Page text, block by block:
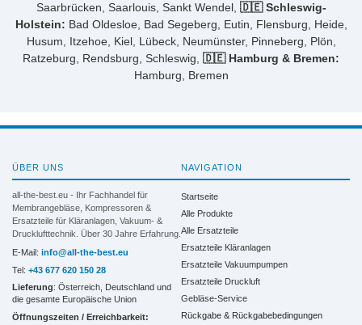
Saarbrücken, Saarlouis, Sankt Wendel, 🇩🇪 Schleswig-
Holstein: Bad Oldesloe, Bad Segeberg, Eutin, Flensburg, Heide,
Husum, Itzehoe, Kiel, Lübeck, Neumünster, Pinneberg, Plön,
Ratzeburg, Rendsburg, Schleswig, 🇩🇪 Hamburg & Bremen:
Hamburg, Bremen
ÜBER UNS
all-the-best.eu - Ihr Fachhandel für
Membrangebläse, Kompressoren &
Ersatzteile für Kläranlagen, Vakuum- &
Drucklufttechnik. Über 30 Jahre Erfahrung.
E-Mail: info@all-the-best.eu
Tel: +43 677 620 150 28
Lieferung: Österreich, Deutschland und
die gesamte Europäische Union
Öffnungszeiten / Erreichbarkeit:
NAVIGATION
Startseite
Alle Produkte
Alle Ersatzteile
Ersatzteile Kläranlagen
Ersatzteile Vakuumpumpen
Ersatzteile Druckluft
Gebläse-Service
Rückgabe & Rückgabebedingungen